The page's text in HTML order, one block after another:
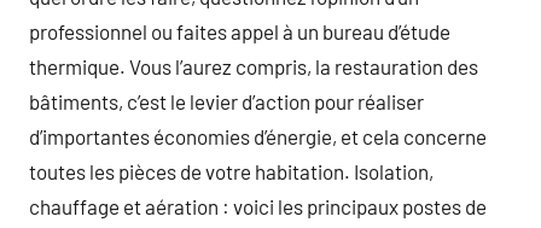
professionnel ou faites appel à un bureau d’étude
thermique. Vous l’aurez compris, la restauration des
bâtiments, c’est le levier d’action pour réaliser
d’importantes économies d’énergie, et cela concerne
toutes les pièces de votre habitation. Isolation,
chauffage et aération : voici les principaux postes de